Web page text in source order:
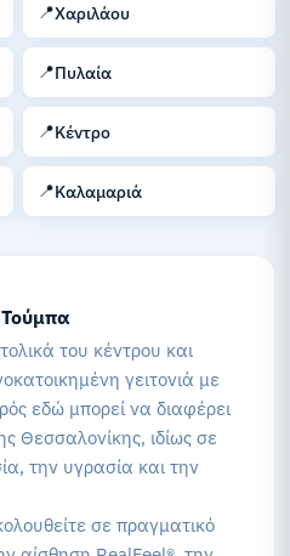
📍Χαριλάου
📍Πυλαία
📍Κέντρο
📍Καλαμαριά
του κέντρου και
γειτονιά με
εδώ μπορεί να διαφέρει
Θεσσαλονίκης, ιδίως σε
την υγρασία και την
σε πραγματικό